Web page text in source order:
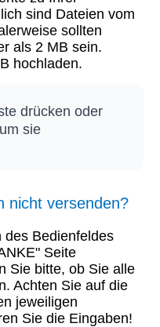
sind Dateien vom
sollten
als 2 MB sein.
hochladen.
drücken oder
sie
nicht versenden?
des Bedienfeldes
Seite
Sie bitte, ob Sie alle
Achten Sie auf die
jeweiligen
Sie die Eingaben!